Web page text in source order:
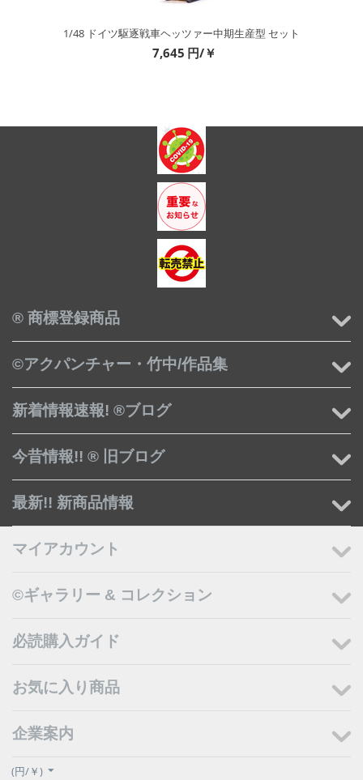
1/48 ドイツ駆逐戦車ヘッツァー中期生産型 セット
7,645 円/￥
® 商標登録商品
©アクパンチャー・竹中/作品集
新着情報速報! ®ブログ
今昔情報!! ® 旧ブログ
最新!! 新商品情報
マイアカウント
©ギャラリー & コレクション
必読購入ガイド
お気に入り商品
企業案内
(円/￥)